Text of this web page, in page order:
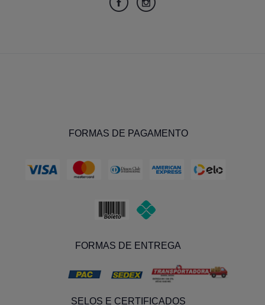
FORMAS DE PAGAMENTO
FORMAS DE ENTREGA
SELOS E CERTIFICADOS